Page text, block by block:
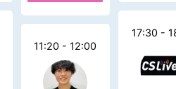
11:20 - 12:00
17:30 -